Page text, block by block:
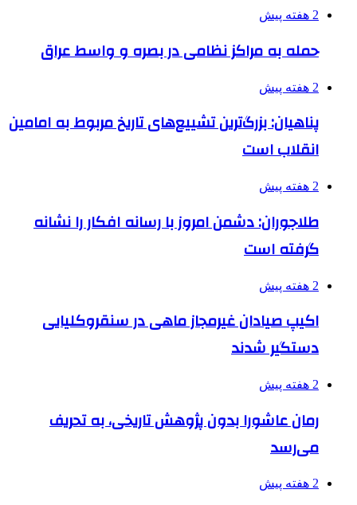
2 هفته پیش
حمله به مراکز نظامی در بصره و واسط عراق
2 هفته پیش
پناهیان: بزرگ‌ترین تشییع‌های تاریخ مربوط به امامین
انقلاب است
2 هفته پیش
طلاجوران: دشمن امروز با رسانه افکار را نشانه
گرفته است
2 هفته پیش
اکیپ صیادان غیرمجاز ماهی در سنقروکلیایی
دستگیر شدند
2 هفته پیش
رمان عاشورا بدون پژوهش تاریخی، به تحریف
می‌رسد
2 هفته پیش